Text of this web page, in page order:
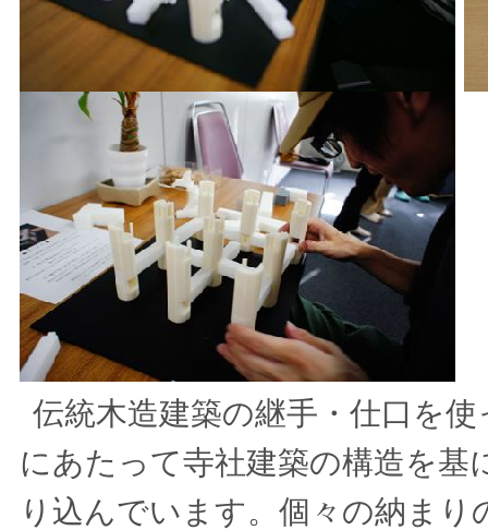
伝統木造建築の継手・仕口を
にあたって寺社建築の構造を基
り込んでいます。個々の納ま